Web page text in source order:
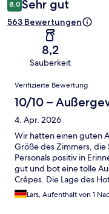
8,0 Sehr gut
563 Bewertungen
8,2
Sauberkeit
Bewertungen
Verifizierte Bewertung
10/10 –
4. Apr. 2026
Wir hatten einen guten
Größe des Zimmers,
Personals positiv in
gut und bot eine tolle
Crêpes. Die Lage des
besonders praktisch.
waren etwas hellhörig,
Lars, Aufenthalt von 1